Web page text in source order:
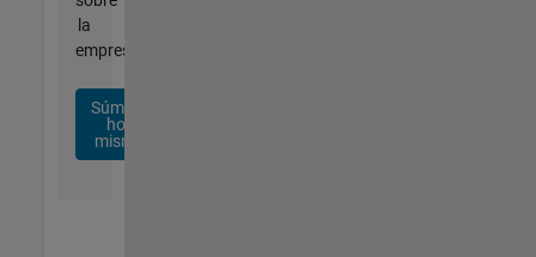
la
empresa.
Súmese
hoy
mismo